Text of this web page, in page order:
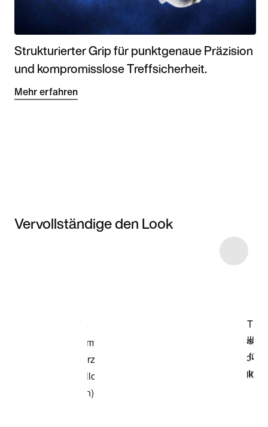
Strukturierter Grip für punktgenaue Präzision
und kompromisslose Treffsicherheit.
Mehr erfahren
Vervollständige den Look